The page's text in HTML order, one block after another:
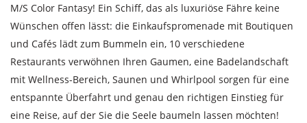
M/S Color Fantasy! Ein Schiff, das als luxuriöse Fähre keine
Wünschen offen lässt: die Einkaufspromenade mit Boutiquen
und Cafés lädt zum Bummeln ein, 10 verschiedene
Restaurants verwöhnen Ihren Gaumen, eine Badelandschaft
mit Wellness-Bereich, Saunen und Whirlpool sorgen für eine
entspannte Überfahrt und genau den richtigen Einstieg für
eine Reise, auf der Sie die Seele baumeln lassen möchten!